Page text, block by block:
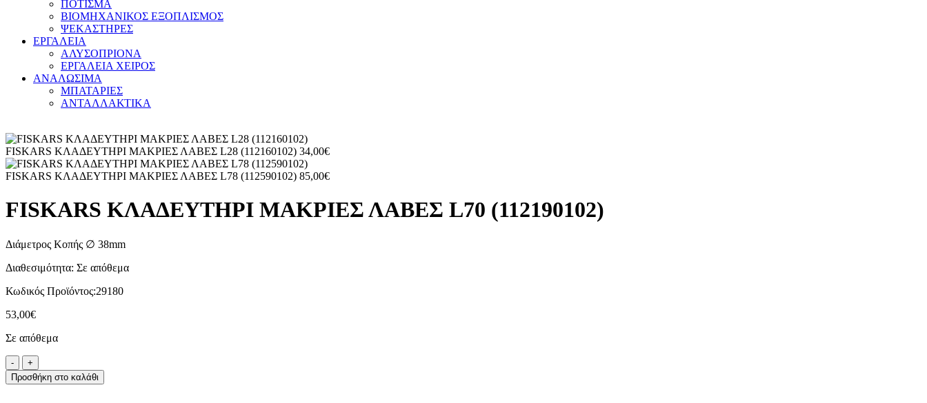
ΠΟΤΙΣΜΑ
ΒΙΟΜΗΧΑΝΙΚΟΣ ΕΞΟΠΛΙΣΜΟΣ
ΨΕΚΑΣΤΗΡΕΣ
ΕΡΓΑΛΕΙΑ
ΑΛΥΣΟΠΡΙΟΝΑ
ΕΡΓΑΛΕΙΑ ΧΕΙΡΟΣ
ΑΝΑΛΩΣΙΜΑ
ΜΠΑΤΑΡΙΕΣ
ΑΝΤΑΛΛΑΚΤΙΚΑ
FISKARS ΚΛΑΔΕΥΤΗΡΙ ΜΑΚΡΙΕΣ ΛΑΒΕΣ L28 (112160102) 34,00€
FISKARS ΚΛΑΔΕΥΤΗΡΙ ΜΑΚΡΙΕΣ ΛΑΒΕΣ L78 (112590102) 85,00€
FISKARS ΚΛΑΔΕΥΤΗΡΙ ΜΑΚΡΙΕΣ ΛΑΒΕΣ L70 (112190102)
Διάμετρος Κοπής ∅ 38mm
Διαθεσιμότητα: Σε απόθεμα
Κωδικός Προϊόντος:29180
53,00€
Σε απόθεμα
Προσθήκη στο καλάθι